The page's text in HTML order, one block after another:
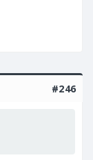
#246